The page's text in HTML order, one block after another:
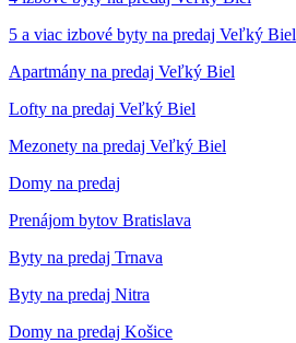
5 a viac izbové byty na predaj Veľký Biel
Apartmány na predaj Veľký Biel
Lofty na predaj Veľký Biel
Mezonety na predaj Veľký Biel
Domy na predaj
Prenájom bytov Bratislava
Byty na predaj Trnava
Byty na predaj Nitra
Domy na predaj Košice